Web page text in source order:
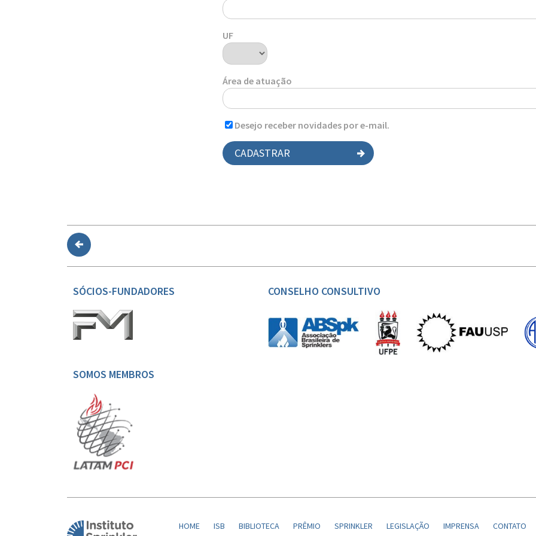
UF
Área de atuação
Desejo receber novidades por e-mail.
CADASTRAR
SÓCIOS-FUNDADORES CONSELHO CONSULTIVO
SOMOS MEMBROS
HOME ISB BIBLIOTECA PRÊMIO SPRINKLER LEGISLAÇÃO IMPRENSA CONTATO